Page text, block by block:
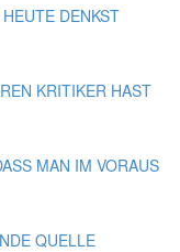
DENKST
KRITIKER HAST
MAN IM VORAUS
QUELLE